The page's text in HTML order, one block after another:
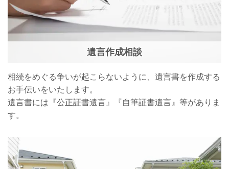
遺言作成相談
相続をめぐる争いが起こらないように、遺言書を作成する
お手伝いをいたします。
遺言書には『公正証書遺言』『自筆証書遺言』等がありま
す。